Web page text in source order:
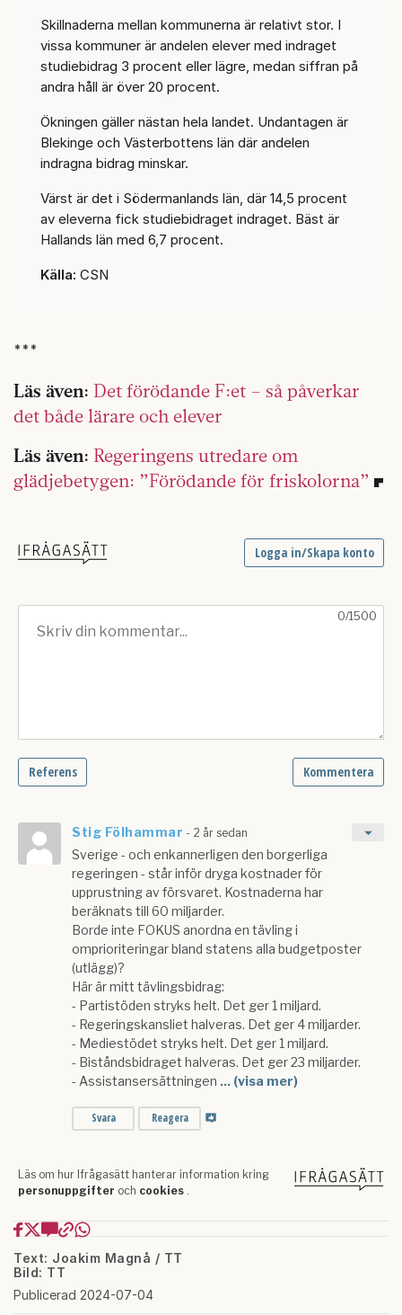
Skillnaderna mellan kommunerna är relativt stor. I
vissa kommuner är andelen elever med indraget
studiebidrag 3 procent eller lägre, medan siffran på
andra håll är över 20 procent.
Ökningen gäller nästan hela landet. Undantagen är
Blekinge och Västerbottens län där andelen
indragna bidrag minskar.
Värst är det i Södermanlands län, där 14,5 procent
av eleverna fick studiebidraget indraget. Bäst är
Hallands län med 6,7 procent.
Källa: CSN
***
Läs även: Det förödande F:et – så påverkar
det både lärare och elever
Läs även: Regeringens utredare om
glädjebetygen: ”Förödande för friskolorna”
Text: Joakim Magnå / TT
Bild: TT
Publicerad 2024-07-04